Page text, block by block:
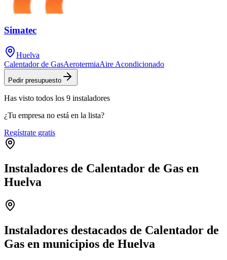
Simatec
Huelva
Calentador de GasAerotermiaAire Acondicionado
Pedir presupuesto
Has visto todos los 9 instaladores
¿Tu empresa no está en la lista?
Regístrate gratis
Instaladores de Calentador de Gas en
Huelva
−
Instaladores destacados de Calentador de
Gas en municipios de Huelva